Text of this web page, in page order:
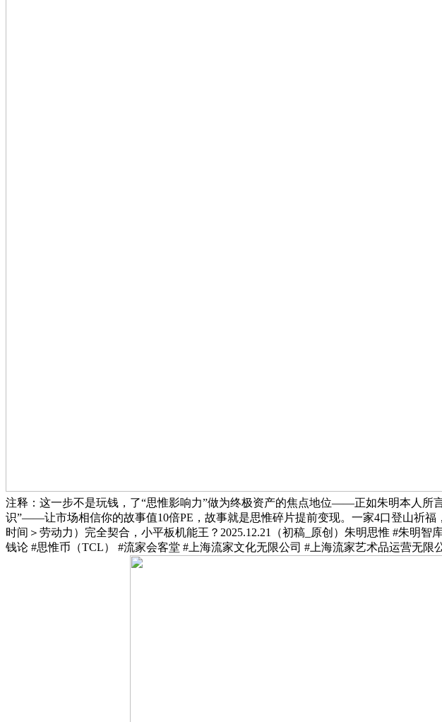
注释：这一步不是玩钱，了“思惟影响力”做为终极资产的焦点地位——正如朱明本人所
识”——让市场相信你的故事值10倍PE，故事就是思惟碎片提前变现。一家4口登山祈
时间＞劳动力）完全契合，小平板机能王？2025.12.21（初稿_原创）朱明思惟 #朱明
钱论 #思惟币（TCL） #流家会客堂 #上海流家文化无限公司 #上海流家艺术品运营无限